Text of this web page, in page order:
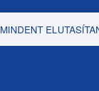
MINDENT